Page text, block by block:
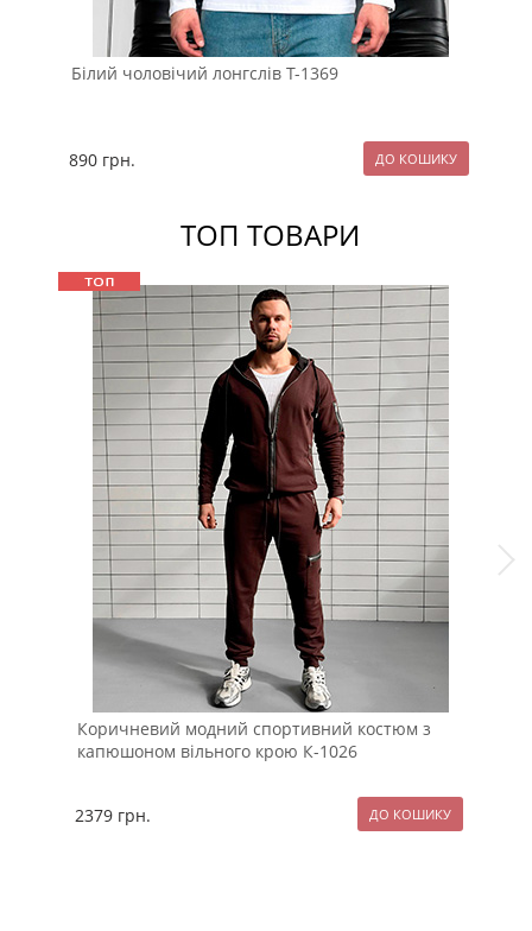
Білий чоловічий лонгслів Т-1369
890 грн.
ТОП ТОВАРИ
Коричневий модний спортивний костюм з
капюшоном вільного крою К-1026
2379 грн.